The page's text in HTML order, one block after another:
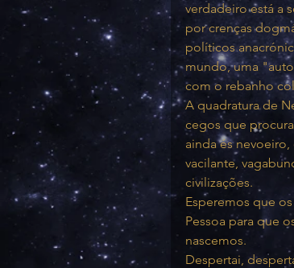
verdadeiro está a
por crenças
políticos
mundo, uma
com o rebanho
A quadratura de
cegos que
ainda és
vacilante,
civilizações.
Esperemos que
Pessoa para que
nascemos.
Despertai,